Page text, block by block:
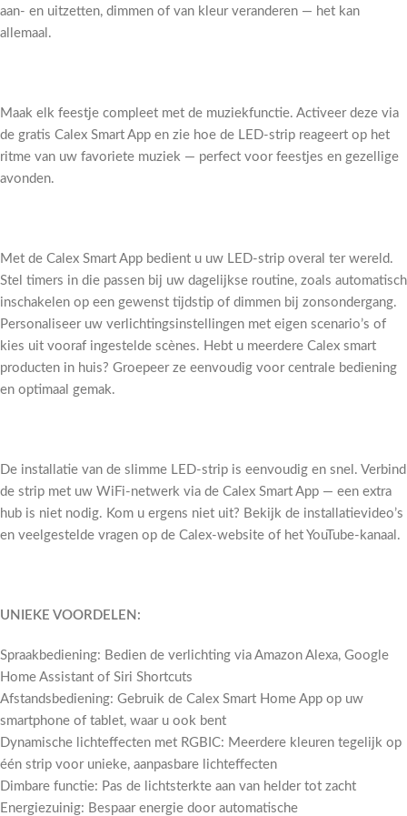
aan- en uitzetten, dimmen of van kleur veranderen — het kan
allemaal.
Maak elk feestje compleet met de muziekfunctie. Activeer deze via
de gratis Calex Smart App en zie hoe de LED-strip reageert op het
ritme van uw favoriete muziek — perfect voor feestjes en gezellige
avonden.
Met de Calex Smart App bedient u uw LED-strip overal ter wereld.
Stel timers in die passen bij uw dagelijkse routine, zoals automatisch
inschakelen op een gewenst tijdstip of dimmen bij zonsondergang.
Personaliseer uw verlichtingsinstellingen met eigen scenario’s of
kies uit vooraf ingestelde scènes. Hebt u meerdere Calex smart
producten in huis? Groepeer ze eenvoudig voor centrale bediening
en optimaal gemak.
De installatie van de slimme LED-strip is eenvoudig en snel. Verbind
de strip met uw WiFi-netwerk via de Calex Smart App — een extra
hub is niet nodig. Kom u ergens niet uit? Bekijk de installatievideo’s
en veelgestelde vragen op de Calex-website of het YouTube-kanaal.
UNIEKE VOORDELEN:
Spraakbediening: Bedien de verlichting via Amazon Alexa, Google
Home Assistant of Siri Shortcuts
Afstandsbediening: Gebruik de Calex Smart Home App op uw
smartphone of tablet, waar u ook bent
Dynamische lichteffecten met RGBIC: Meerdere kleuren tegelijk op
één strip voor unieke, aanpasbare lichteffecten
Dimbare functie: Pas de lichtsterkte aan van helder tot zacht
Energiezuinig: Bespaar energie door automatische